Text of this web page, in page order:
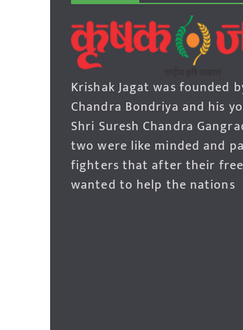
Krishak Jagat was founded
Chandra Bondriya and his
Shri Suresh Chandra
two were like minded and
fighters that after their
wanted to help the nations